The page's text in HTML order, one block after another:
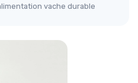
vache durable